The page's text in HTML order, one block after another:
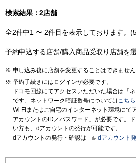
検索結果：2店舗
全2件中1 〜 2件目を表示しております。
予約申込する店舗/購入商品受取り店舗を
申し込み後に店舗を変更することはできません
予約手続きにはログインが必要です。
ドコモ回線にてアクセスいただいた場合は「
です。ネットワーク暗証番号についてはこちら
Wi-Fiまたはご自宅のインターネット環境にて
アカウントのID／パスワード」が必要です。
い方も、dアカウントの発行が可能です。
dアカウントの発行・確認は「
dアカウント